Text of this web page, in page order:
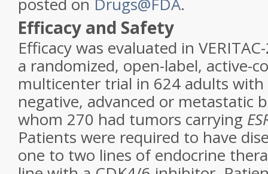
Efficacy and Safety
Efficacy was evaluated in
a randomized, open-label, active-
multicenter trial in 624 adults with
negative, advanced or metastatic
whom 270 had tumors carrying
Patients were required to have
one to two lines of endocrine